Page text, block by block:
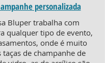
personalizada
Bluper trabalha com
qualquer tipo de evento,
onde é muito
taças de champanhe de